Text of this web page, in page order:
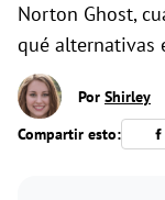
Norton Ghost,
qué alternativas
Por Shirley
Compartir esto: